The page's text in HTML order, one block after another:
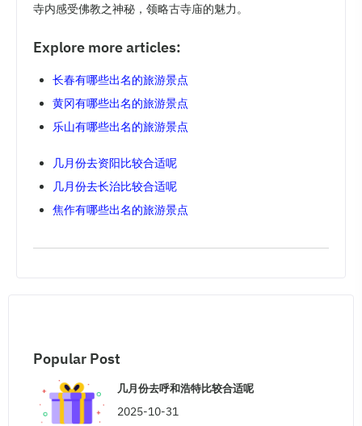
寺内感受佛教之神秘，领略古寺庙的魅力。
Explore more articles:
长春有哪些出名的旅游景点
黄冈有哪些出名的旅游景点
乐山有哪些出名的旅游景点
几月份去资阳比较合适呢
几月份去长治比较合适呢
焦作有哪些出名的旅游景点
Popular Post
几月份去呼和浩特比较合适呢
2025-10-31